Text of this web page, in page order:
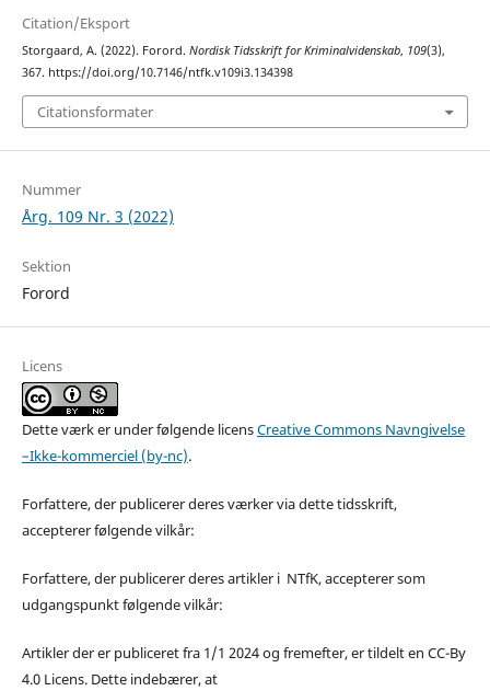
Citation/Eksport
Storgaard, A. (2022). Forord. Nordisk Tidsskrift for Kriminalvidenskab, 109(3),
367. https://doi.org/10.7146/ntfk.v109i3.134398
Citationsformater
Nummer
Årg. 109 Nr. 3 (2022)
Sektion
Forord
Licens
Dette værk er under følgende licensCreative Commons Navngivelse
–Ikke-kommerciel (by-nc).
Forfattere, der publicerer deres værker via dette tidsskrift,
accepterer følgende vilkår:
Forfattere, der publicerer deres artikler i NTfK, accepterer som
udgangspunkt følgende vilkår:
Artikler der er publiceret fra 1/1 2024 og fremefter, er tildelt en CC-By
4.0 Licens. Dette indebærer, at